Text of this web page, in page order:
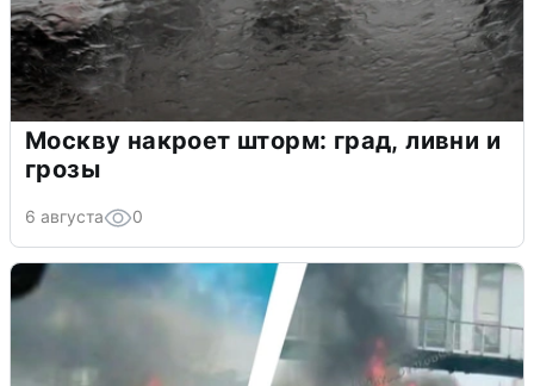
Москву накроет шторм: град, ливни и
грозы
6 августа 0